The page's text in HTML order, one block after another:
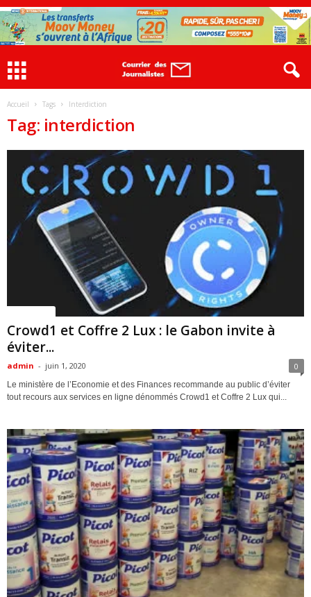
Accueil Tags Interdiction
Tag: interdiction
Crowd1 et Coffre 2 Lux : le Gabon invite à
éviter...
admin - juin 1, 2020 0
Le ministère de l’Economie et des Finances recommande au public d’éviter
tout recours aux services en ligne dénommés Crowd1 et Coffre 2 Lux qui...